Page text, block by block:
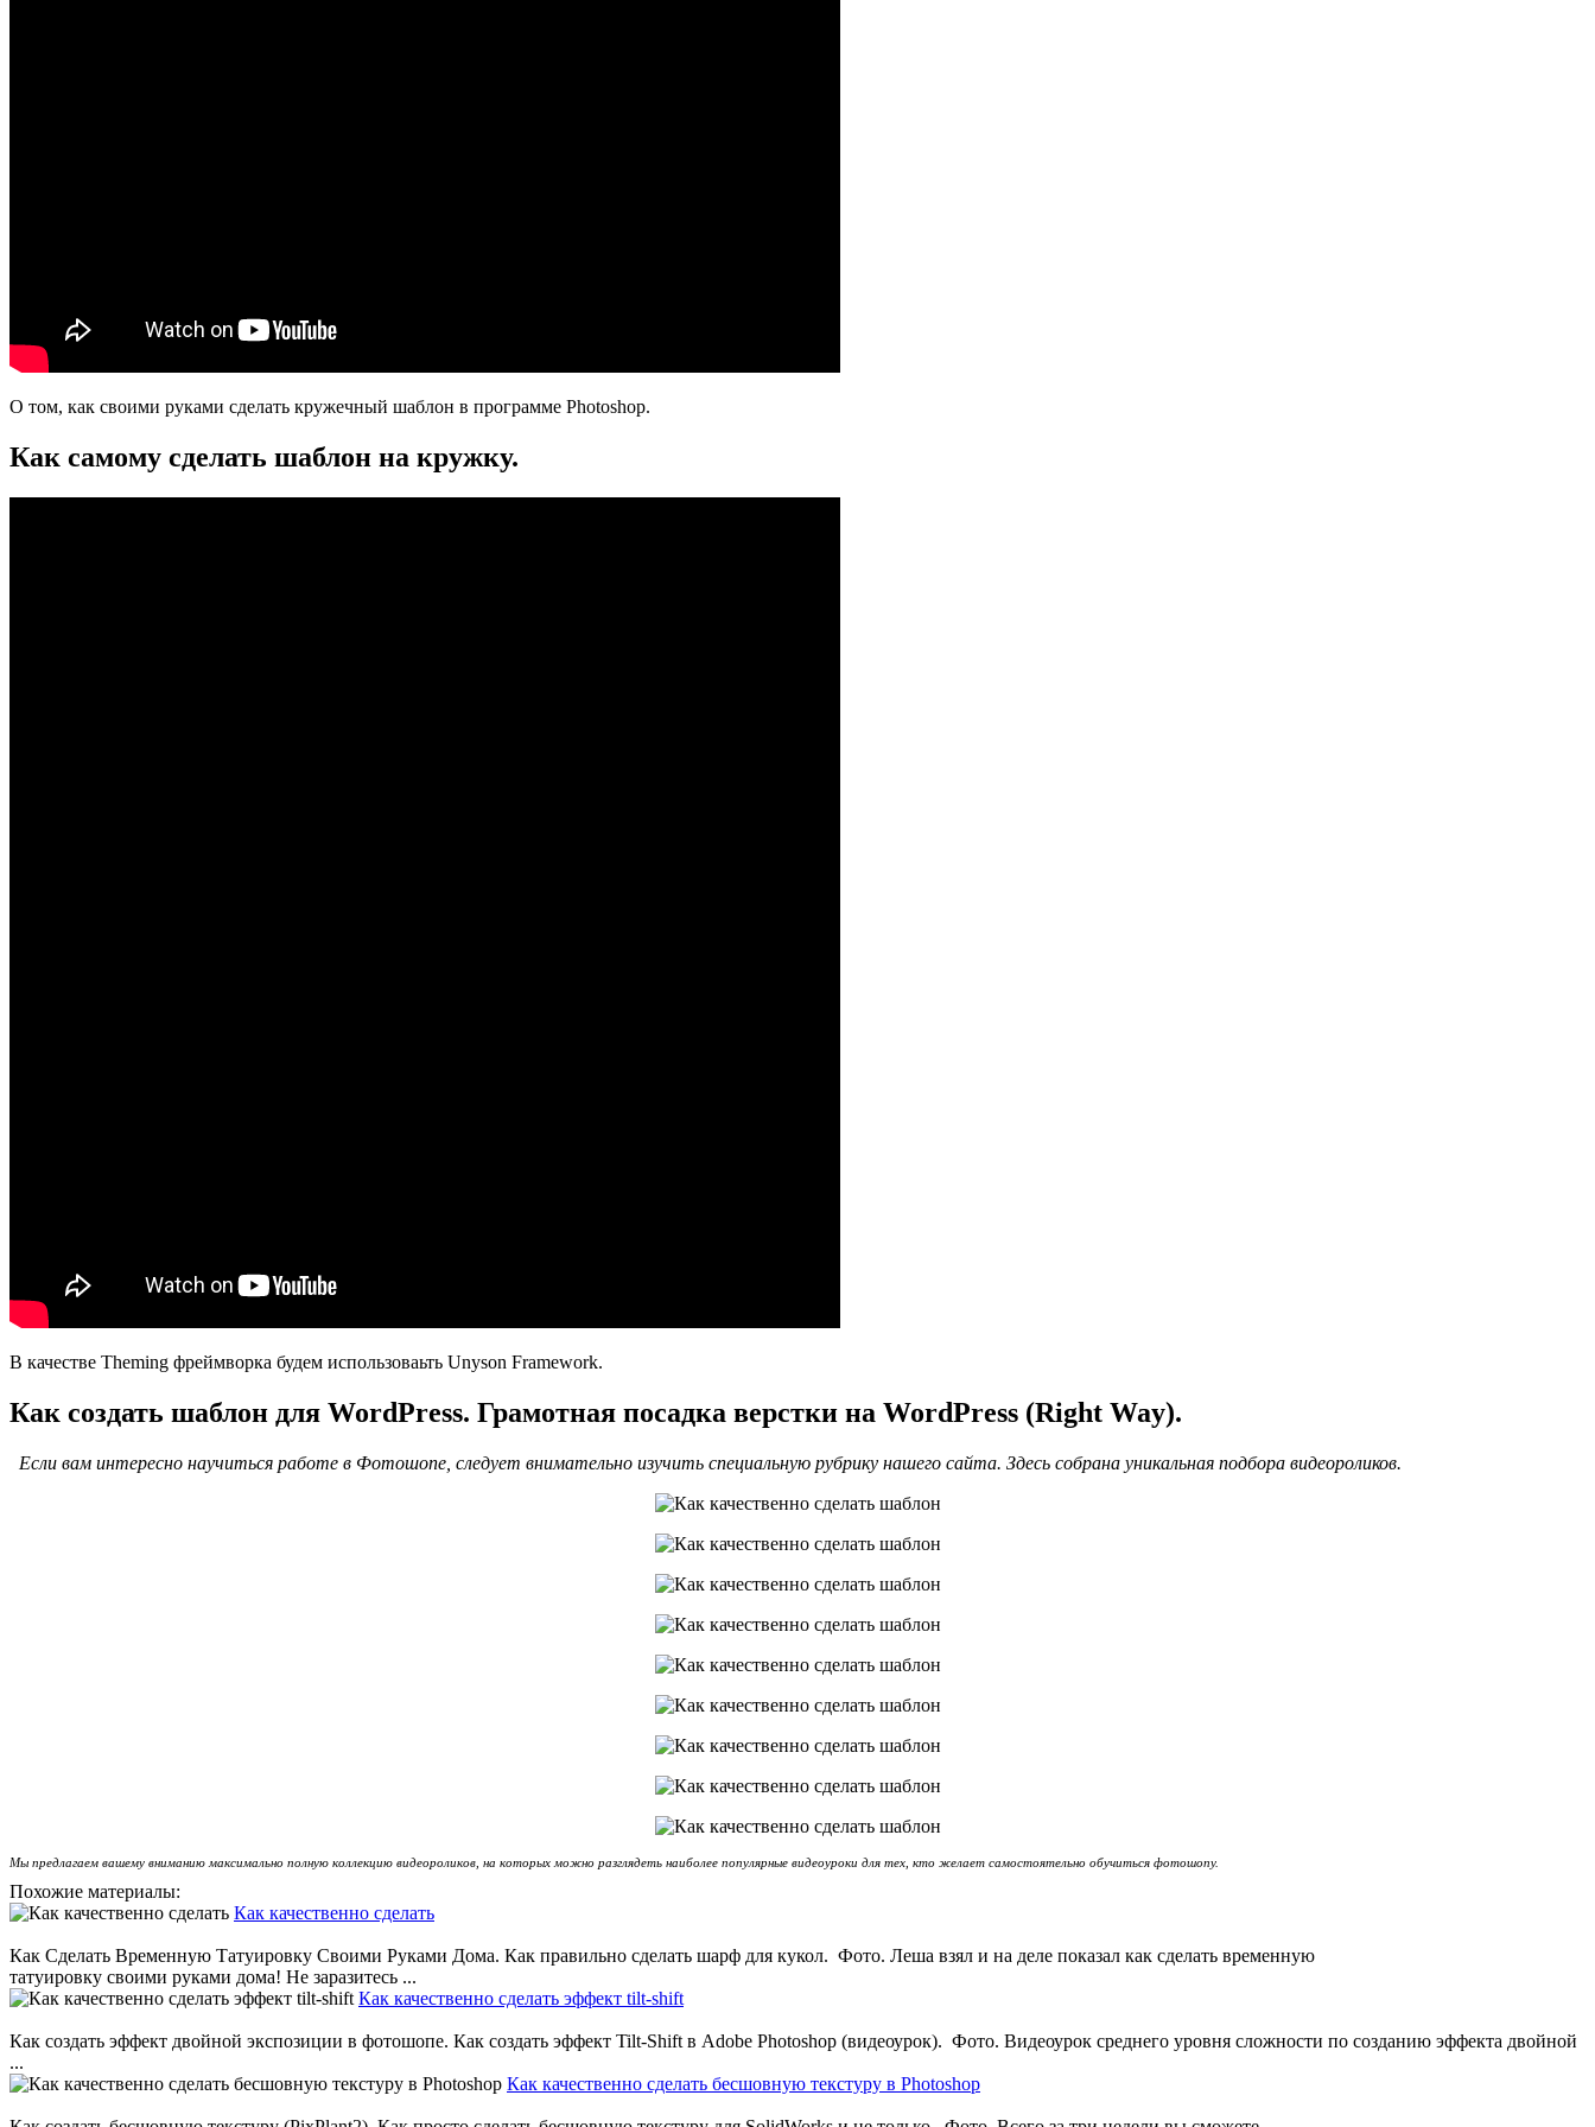
О том, как своими руками сделать кружечный шаблон в программе Photoshop.
Как самому сделать шаблон на кружку.
В качестве Theming фреймворка будем использоваьть Unyson Framework.
Как создать шаблон для WordPress. Грамотная посадка верстки на WordPress (Right Way).
Если вам интересно научиться работе в Фотошопе, следует внимательно изучить специальную рубрику нашего сайта. Здесь собрана уникальная подбора видеороликов.
Мы предлагаем вашему вниманию максимально полную коллекцию видеороликов, на которых можно разглядеть наиболее популярные видеоуроки для тех, кто желает самостоятельно обучиться фотошопу.
Похожие материалы:
Как качественно сделать
Как Сделать Временную Татуировку Своими Руками Дома. Как правильно сделать шарф для кукол. Фото. Леша взял и на деле показал как сделать временную
татуировку своими руками дома! Не заразитесь ...
Как качественно сделать эффект tilt-shift
Как создать эффект двойной экспозиции в фотошопе. Как создать эффект Tilt-Shift в Adobe Photoshop (видеоурок). Фото. Видеоурок среднего уровня сложности по созданию эффекта двойной
...
Как качественно сделать бесшовную текстуру в Photoshop